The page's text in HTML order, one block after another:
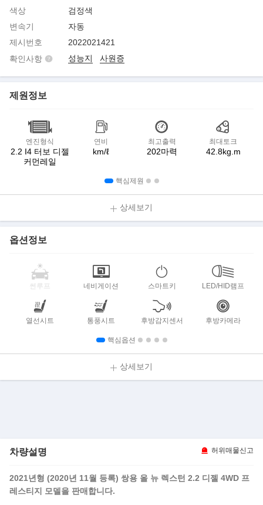
색상
검정색
변속기
자동
제시번호
2022021421
확인사항
성능지 사원증
제원정보
엔진형식
2.2 I4 터보 디젤
커먼레일
연비
km/ℓ
최고출력
202마력
최대토크
42.8kg.m
핵심제원
상세보기
옵션정보
썬루프 네비게이션 스마트키 LED/HID램프
열선시트 통풍시트 후방감지센서 후방카메라
핵심옵션
상세보기
차량설명 허위매물신고
2021년형 (2020년 11월 등록) 쌍용 올 뉴 렉스턴 2.2 디젤 4WD 프
레스티지 모델을 판매합니다.